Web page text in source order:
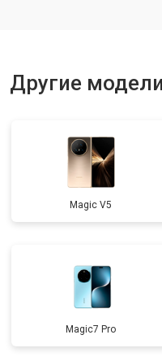
Другие
Magic V5
Magic7 Pro